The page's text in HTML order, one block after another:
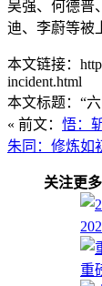
吴强、何德普
迪、李蔚等被
本文链接：
incident.html
本文标题：“
« 前文： 悟：
朱同：修炼如
关注更
重